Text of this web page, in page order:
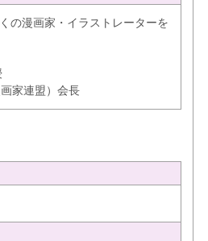
の漫画家・イラストレーターを
家連盟）会長